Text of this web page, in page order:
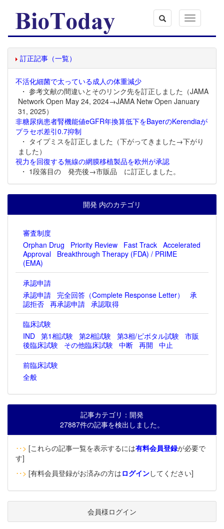
Toggle
navigation
訂正記事（一覧）
不活化細菌で太っている成人の体重減少
・ 参考文献の間違いとそのリンク先を訂正しました（JAMA
Network Open May 24, 2024→JAMA Netw Open January
31, 2025）
非糖尿病患者腎機能値eGFR年換算低下をBayerのKerendiaが
プラセボ差引0.7抑制
・ タイプミスを訂正しました（下がってきました→下がり
ました）
視力を回復する無線の網膜移植製品を欧州が承認
・ 1段落目の 発売後→市販品 に訂正しました。
開発 内のカテゴリ
審査制度
Orphan Drug
Priority Review Fast Track Accelerated
Approval
Breakthrough Therapy (FDA) / PRIME
(EMA)
承認申請
承認申請
完全回答（Complete Response Letter）
承
認拒否 再承認申請 承認取得
臨床試験
IND 第1相試験 第2相試験 第3相/ピボタル試験 市販
後臨床試験
その他臨床試験 中断 再開
中止
前臨床試験
全般
記事カテゴリ：開発
27887件の記事を検出しました。
‥> [これらの記事一覧を表示するには有料会員登録が必要で
す]
‥> [有料会員登録がお済みの方はログインしてください]
会員様ログイン